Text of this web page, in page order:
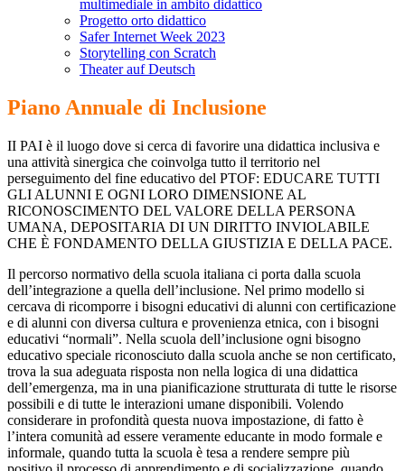
multimediale in ambito didattico
Progetto orto didattico
Safer Internet Week 2023
Storytelling con Scratch
Theater auf Deutsch
Piano Annuale di Inclusione
II PAI è il luogo dove si cerca di favorire una didattica inclusiva e
una attività sinergica che coinvolga tutto il territorio nel
perseguimento del fine educativo del PTOF: EDUCARE TUTTI
GLI ALUNNI E OGNI LORO DIMENSIONE AL
RICONOSCIMENTO DEL VALORE DELLA PERSONA
UMANA, DEPOSITARIA DI UN DIRITTO INVIOLABILE
CHE È FONDAMENTO DELLA GIUSTIZIA E DELLA PACE.
Il percorso normativo della scuola italiana ci porta dalla scuola
dell’integrazione a quella dell’inclusione. Nel primo modello si
cercava di ricomporre i bisogni educativi di alunni con certificazione
e di alunni con diversa cultura e provenienza etnica, con i bisogni
educativi “normali”. Nella scuola dell’inclusione ogni bisogno
educativo speciale riconosciuto dalla scuola anche se non certificato,
trova la sua adeguata risposta non nella logica di una didattica
dell’emergenza, ma in una pianificazione strutturata di tutte le risorse
possibili e di tutte le interazioni umane disponibili. Volendo
considerare in profondità questa nuova impostazione, di fatto è
l’intera comunità ad essere veramente educante in modo formale e
informale, quando tutta la scuola è tesa a rendere sempre più